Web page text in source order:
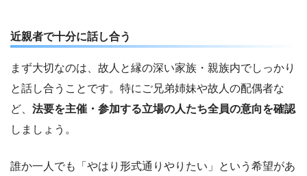
近親者で十分に話し合う
まず大切なのは、故人と縁の深い家族・親族内でしっかり
と話し合うことです。特にご兄弟姉妹や故人の配偶者な
ど、 法要を主催・参加する立場の人たち全員の意向を確認
しましょう。
誰か一人でも「やはり形式通りやりたい」という希望があ